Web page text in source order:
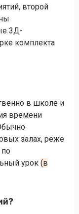
второй
3Д-
комплекта
в школе и
времени
залах, реже
по
урок (в